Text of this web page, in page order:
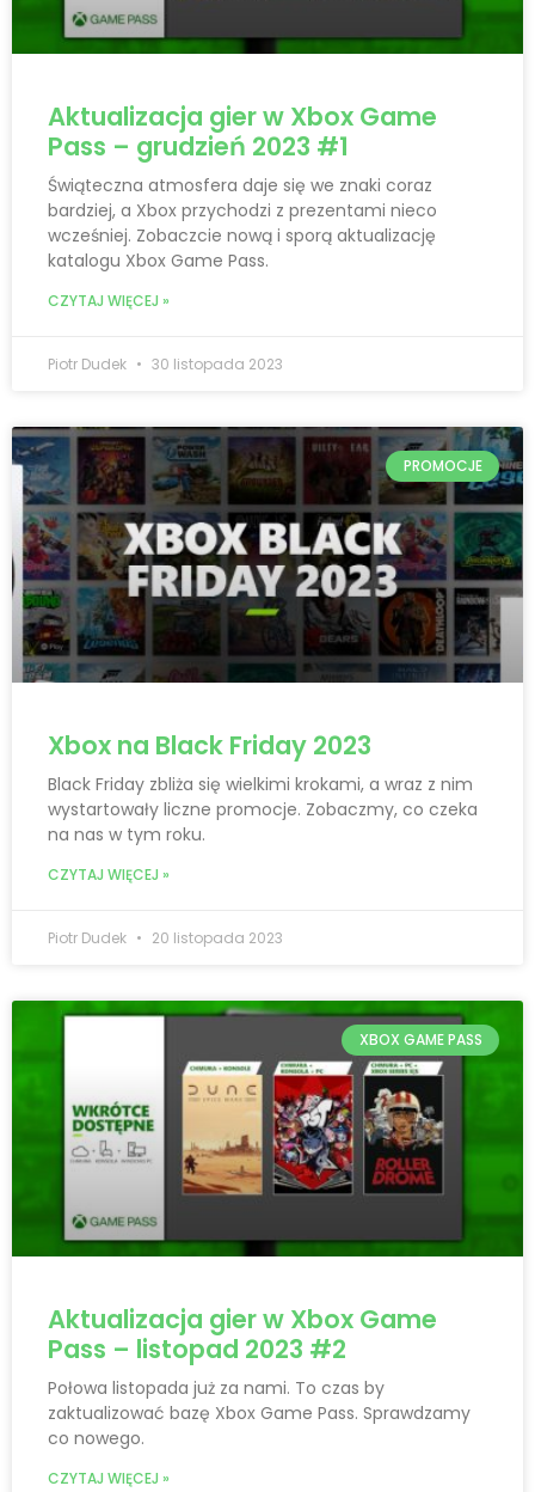
Aktualizacja gier w Xbox Game
Pass – grudzień 2023 #1
Świąteczna atmosfera daje się we znaki coraz
bardziej, a Xbox przychodzi z prezentami nieco
wcześniej. Zobaczcie nową i sporą aktualizację
katalogu Xbox Game Pass.
CZYTAJ WIĘCEJ »
Piotr Dudek 30 listopada 2023
PROMOCJE
Xbox na Black Friday 2023
Black Friday zbliża się wielkimi krokami, a wraz z nim
wystartowały liczne promocje. Zobaczmy, co czeka
na nas w tym roku.
CZYTAJ WIĘCEJ »
Piotr Dudek 20 listopada 2023
XBOX GAME PASS
Aktualizacja gier w Xbox Game
Pass – listopad 2023 #2
Połowa listopada już za nami. To czas by
zaktualizować bazę Xbox Game Pass. Sprawdzamy
co nowego.
CZYTAJ WIĘCEJ »